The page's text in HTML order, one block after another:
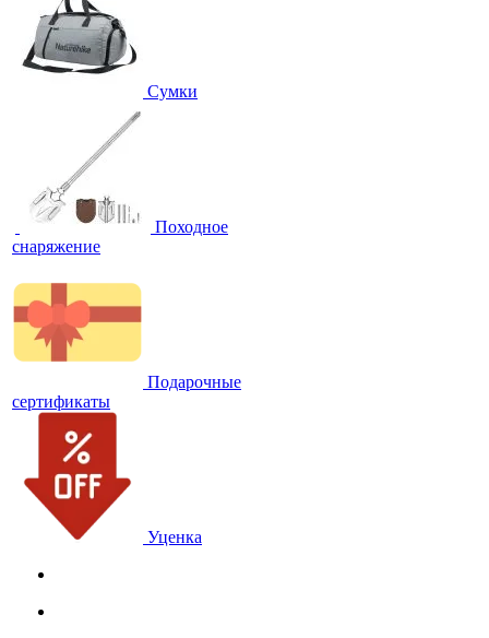
Сумки
Походное
снаряжение
Подарочные
сертификаты
Уценка